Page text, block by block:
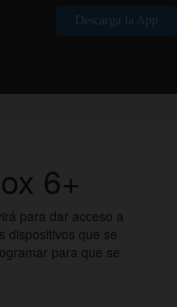
Descarga la App
6+
para dar acceso a
dispositivos que se
para que se